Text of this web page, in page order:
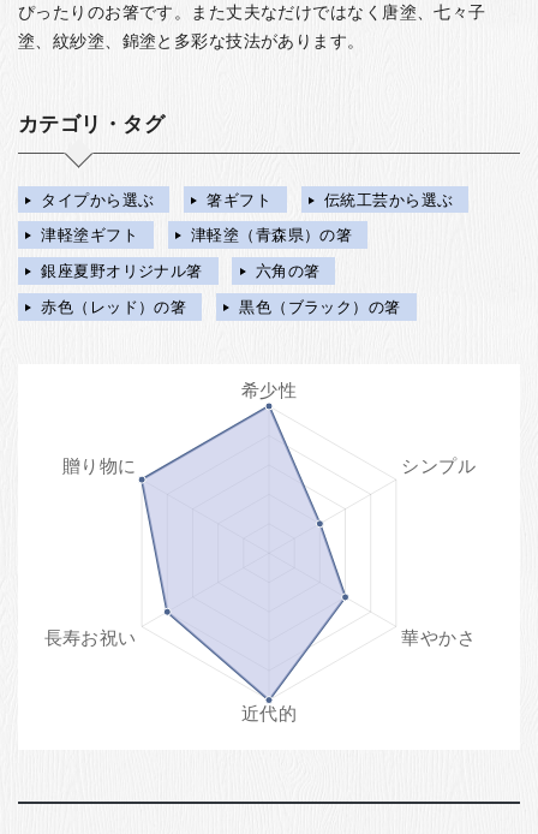
ぴったりのお箸です。また丈夫なだけではなく唐塗、七々子
塗、紋紗塗、錦塗と多彩な技法があります。
カテゴリ・タグ
タイプから選ぶ 箸ギフト
伝統工芸から選ぶ
津軽塗ギフト
津軽塗（青森県）の箸
銀座夏野オリジナル箸
六角の箸
赤色（レッド）の箸
黒色（ブラック）の箸